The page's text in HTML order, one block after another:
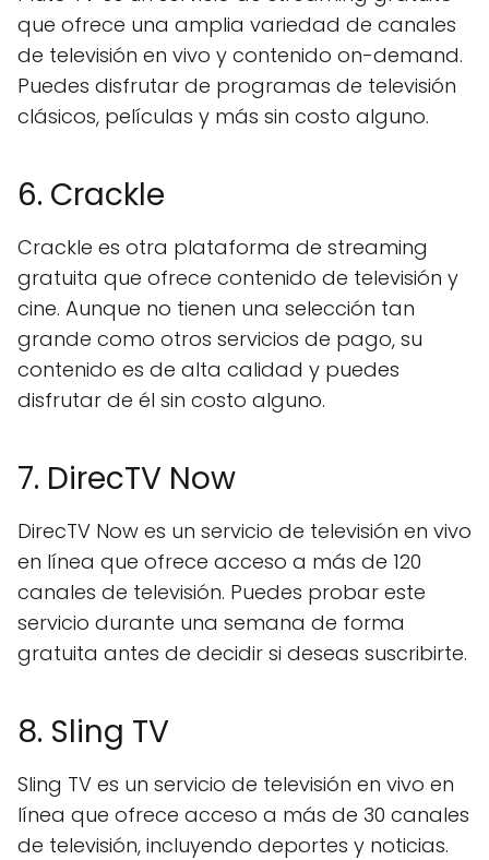
que ofrece una amplia variedad de canales
de televisión en vivo y contenido on-demand.
Puedes disfrutar de programas de televisión
clásicos, películas y más sin costo alguno.
6. Crackle
Crackle es otra plataforma de streaming
gratuita que ofrece contenido de televisión y
cine. Aunque no tienen una selección tan
grande como otros servicios de pago, su
contenido es de alta calidad y puedes
disfrutar de él sin costo alguno.
7. DirecTV Now
DirecTV Now es un servicio de televisión en vivo
en línea que ofrece acceso a más de 120
canales de televisión. Puedes probar este
servicio durante una semana de forma
gratuita antes de decidir si deseas suscribirte.
8. Sling TV
Sling TV es un servicio de televisión en vivo en
línea que ofrece acceso a más de 30 canales
de televisión, incluyendo deportes y noticias.